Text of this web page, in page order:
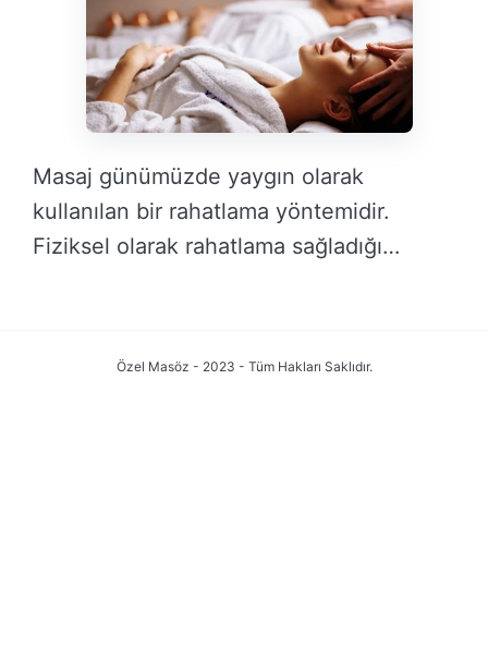
Masaj günümüzde yaygın olarak
kullanılan bir rahatlama yöntemidir.
Fiziksel olarak rahatlama sağladığı
Özel Masöz - 2023 - Tüm Hakları Saklıdır.